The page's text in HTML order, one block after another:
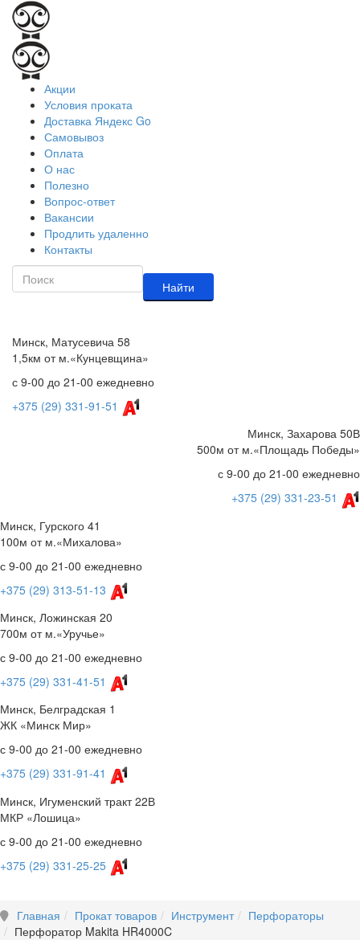
Акции
Условия проката
Доставка Яндекс Go
Самовывоз
Оплата
О нас
Полезно
Вопрос-ответ
Вакансии
Продлить удаленно
Контакты
Найти
Минск, Матусевича 58
1,5км от м.«Кунцевщина»
с 9-00 до 21-00 ежедневно
+375 (29) 331-91-51
Минск, Захарова 50В
500м от м.«Площадь Победы»
с 9-00 до 21-00 ежедневно
+375 (29) 331-23-51
Минск, Гурского 41
100м от м.«Михалова»
с 9-00 до 21-00 ежедневно
+375 (29) 313-51-13
Минск, Ложинская 20
700м от м.«Уручье»
с 9-00 до 21-00 ежедневно
+375 (29) 331-41-51
Минск, Белградская 1
ЖК «Минск Мир»
с 9-00 до 21-00 ежедневно
+375 (29) 331-91-41
Минск, Игуменский тракт 22В
МКР «Лошица»
с 9-00 до 21-00 ежедневно
+375 (29) 331-25-25
Главная Прокат товаров Инструмент
Перфораторы
Перфоратор Makita HR4000C